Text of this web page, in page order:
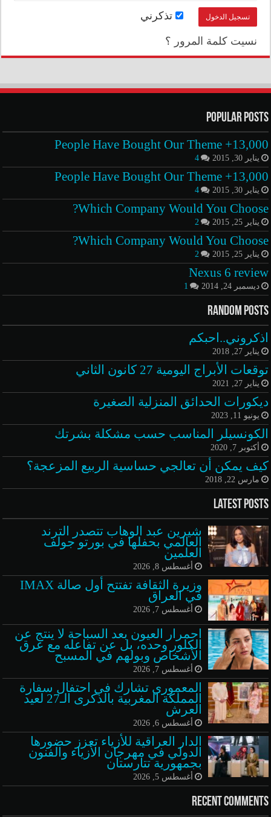
تذكرني
نسيت كلمة المرور ؟
Popular Posts
13,000+ People Have Bought Our Theme
يناير 30, 2015 4
13,000+ People Have Bought Our Theme
يناير 30, 2015 4
Which Company Would You Choose?
يناير 25, 2015 2
Which Company Would You Choose?
يناير 25, 2015 2
Nexus 6 review
ديسمبر 24, 2014 1
Random Posts
اذكروني..احبكم
يناير 27, 2018
توقعات الأبراج اليومية 27 كانون الثاني
يناير 27, 2021
ديكورات الحدائق المنزلية الصغيرة
يونيو 11, 2023
الكونسيلر المناسب حسب مشكلة بشرتك
أكتوبر 7, 2020
كيف يمكن أن تعالجي حساسية الربيع المزعجة؟
مارس 22, 2018
Latest Posts
شيرين عبد الوهاب تتصدر الترند
العالمي بحفلها في بورتو جولف
العلمين
أغسطس 8, 2026
وزيرة الثقافة تفتتح أول صالة IMAX
في العراق
أغسطس 7, 2026
احمرار العيون بعد السباحة لا ينتج عن
الكلور وحده، بل عن تفاعله مع عرق
الأشخاص وبولهم في المسبح
أغسطس 7, 2026
المعموري تشارك في احتفال سفارة
المملكة المغربية بالذكرى الـ27 لعيد
العرش
أغسطس 6, 2026
الدار العراقية للأزياء تعزز حضورها
الدولي في مهرجان الأزياء والفنون
بجمهورية تتارستان
أغسطس 5, 2026
Recent Comments